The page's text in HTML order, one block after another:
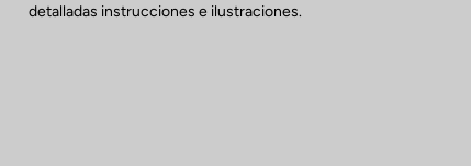
detalladas instrucciones e ilustraciones.